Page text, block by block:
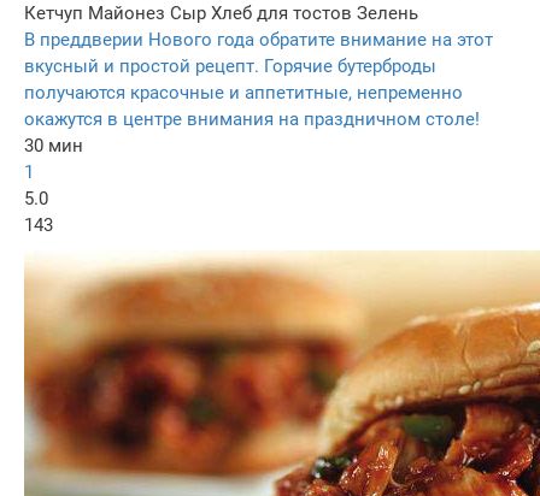
Кетчуп Майонез Сыр Хлеб для тостов Зелень
В преддверии Нового года обратите внимание на этот
вкусный и простой рецепт. Горячие бутерброды
получаются красочные и аппетитные, непременно
окажутся в центре внимания на праздничном столе!
30 мин
1
5.0
143